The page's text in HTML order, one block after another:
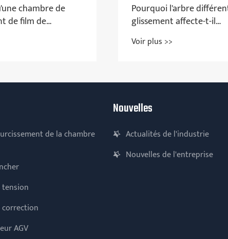
l'arbre différentiel de
affecte-t-il
>>
Pourquoi la
manche gonflable
l'entretien
Voir plus >>
de la chambre
AGV
Nouvelles
Actualités de l'industrie
Nouvelles de l'entreprise